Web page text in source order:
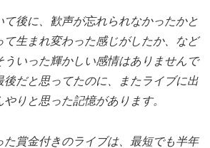
て後に、歓声が忘れられなかったかと
て生まれ変わった感じがしたか、など
ういった輝かしい感情はありませんで
後だと思ってたのに、またライブに出
りと思った記憶があります。
た賞金付きのライブは、最短でも半年